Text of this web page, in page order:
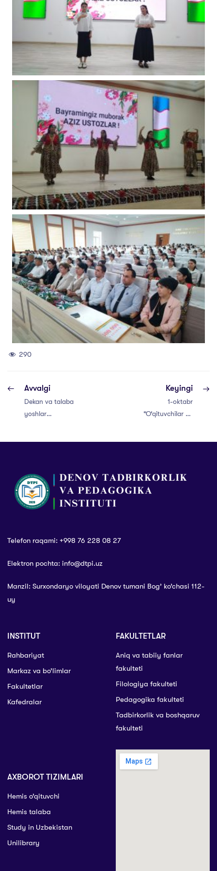
290
Avvalgi
Dekan va talaba
yoshlar
Keyingi
1-oktabr
“O‘qituvchilar va
Telefon raqami: +998 76 228 08 27
Elektron pochta: info@dtpi.uz
Manzil: Surxondaryo viloyati Denov tumani Bog’ ko’chasi 112-
uy
INSTITUT
Rahbariyat
Markaz va bo’limlar
Fakultetlar
Kafedralar
FAKULTETLAR
Aniq va tabiiy fanlar
fakulteti
Filologiya fakulteti
Pedagogika fakulteti
Tadbirkorlik va boshqaruv
fakulteti
AXBOROT TIZIMLARI
Hemis o’qituvchi
Hemis talaba
Study in Uzbekistan
Unilibrary